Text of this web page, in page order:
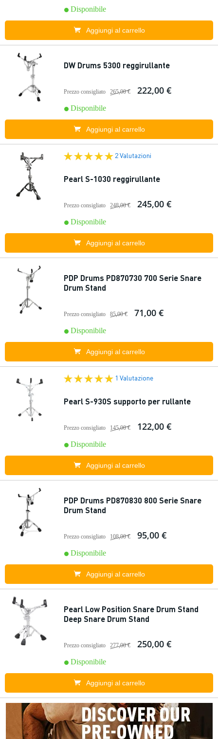
Disponibile
Aggiungi al carrello
DW Drums 5300 reggirullante
Prezzo consigliato 265,00 € 222,00 €
Disponibile
Aggiungi al carrello
2 Valutazioni
Pearl S-1030 reggirullante
Prezzo consigliato 248,00 € 245,00 €
Disponibile
Aggiungi al carrello
PDP Drums PD870730 700 Serie Snare
Drum Stand
Prezzo consigliato 85,00 € 71,00 €
Disponibile
Aggiungi al carrello
1 Valutazione
Pearl S-930S supporto per rullante
Prezzo consigliato 145,00 € 122,00 €
Disponibile
Aggiungi al carrello
PDP Drums PD870830 800 Serie Snare
Drum Stand
Prezzo consigliato 108,00 € 95,00 €
Disponibile
Aggiungi al carrello
Pearl Low Position Snare Drum Stand
Deep Snare Drum Stand
Prezzo consigliato 277,00 € 250,00 €
Disponibile
Aggiungi al carrello